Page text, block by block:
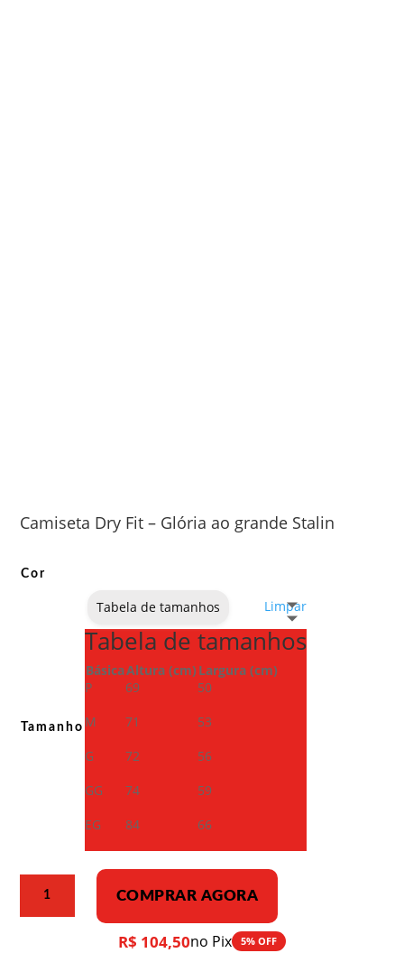
Camiseta Dry Fit – Glória ao grande Stalin
Cor
Tamanho
Limpar
Tabela de tamanhos
Tabela de tamanhos
BásicaAltura (cm) Largura (cm)
P
69
50
M
71
53
G
72
56
GG
74
59
EG
84 66
COMPRAR AGORA
R$ 104,50no Pix 5% OFF